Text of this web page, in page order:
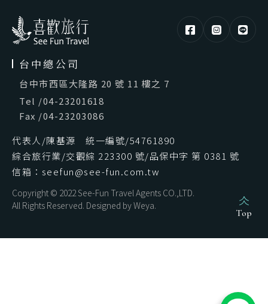
台中總公司
台中市西區大隆路 20 號 11 樓之 7
Tel /04-23201618
Fax /04-23203086
代表人/陳基源 統一編號/54761890
綜合旅行業/交觀綜 223300 號/品保中字 第 0381 號
信箱：seefun@see-fun.com.tw
Copyright © 2022 See-Fun Travel Agents CO.,LTD.
All Rights Reserved. Designed byWeya.
Top